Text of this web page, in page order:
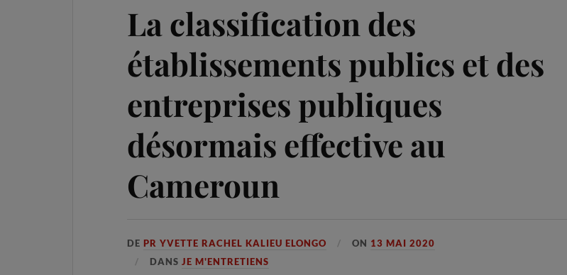
La classification des
établissements publics et des
entreprises publiques
désormais effective au
Cameroun
DEPR YVETTE RACHEL KALIEU ELONGO ON 13 MAI 2020
DANSJE M'ENTRETIENS